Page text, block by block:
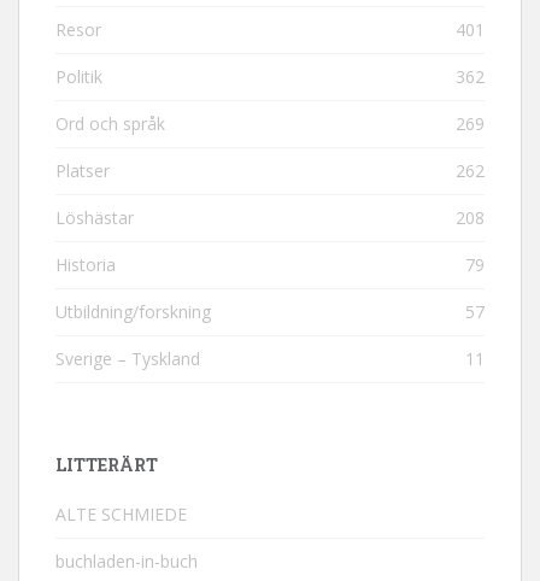
Resor 401
Politik 362
Ord och språk 269
Platser 262
Löshästar 208
Historia 79
Utbildning/forskning 57
Sverige – Tyskland 11
LITTERÄRT
ALTE SCHMIEDE
buchladen-in-buch